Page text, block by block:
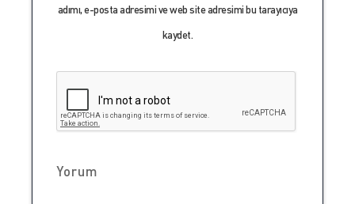
adımı, e-posta adresimi ve web site adresimi bu tarayıcıya
kaydet.